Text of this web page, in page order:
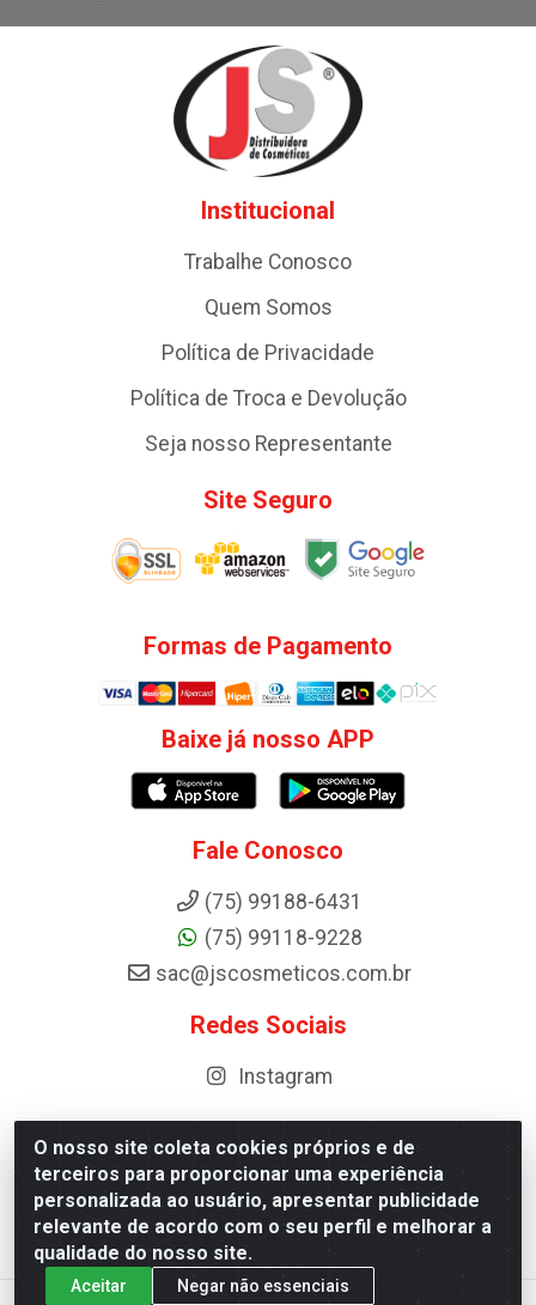
O nosso site coleta cookies próprios e de
terceiros para proporcionar uma experiência
personalizada ao usuário, apresentar publicidade
relevante de acordo com o seu perfil e melhorar a
qualidade do nosso site.
Aceitar Negar não essenciais
Institucional
Trabalhe Conosco
Quem Somos
Política de Privacidade
Política de Troca e Devolução
Seja nosso Representante
Site Seguro
Formas de Pagamento
Baixe já nosso APP
Fale Conosco
(75) 99188-6431
(75) 99118-9228
sac@jscosmeticos.com.br
Redes Sociais
Instagram
Distribuidora de Cosméticos Antoneto LTDA - BA-052,
km 87 - Industrial, Ipirá - BA, 44600-000 - CNPJ
10.984.107/0001-75